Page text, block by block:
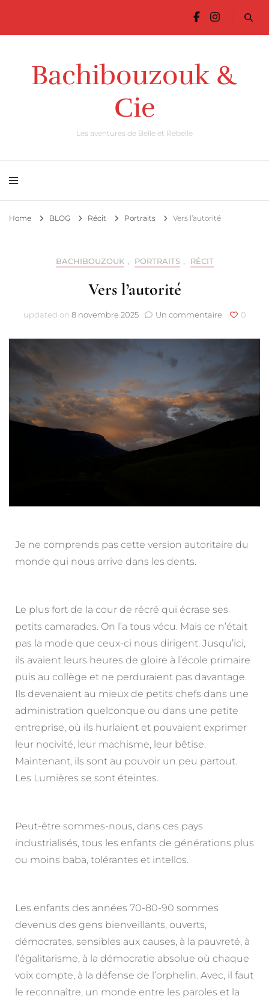
Bachibouzouk &
Cie
Les aventures de Belle et Rebelle
Home BLOG Récit Portraits Vers l’autorité
BACHIBOUZOUK , PORTRAITS , RÉCIT
Vers l’autorité
updated on 8 novembre 2025 Un commentaire
sur
l’autorité
0
Je ne comprends pas cette version autoritaire du
monde qui nous arrive dans les dents.
Le plus fort de la cour de récré qui écrase ses
petits camarades. On l’a tous vécu. Mais ce n’était
pas la mode que ceux-ci nous dirigent. Jusqu’ici,
ils avaient leurs heures de gloire à l’école primaire
puis au collège et ne perduraient pas davantage.
Ils devenaient au mieux de petits chefs dans une
administration quelconque ou dans une petite
entreprise, où ils hurlaient et pouvaient exprimer
leur nocivité, leur machisme, leur bêtise.
Maintenant, ils sont au pouvoir un peu partout.
Les Lumières se sont éteintes.
Peut-être sommes-nous, dans ces pays
industrialisés, tous les enfants de générations plus
ou moins baba, tolérantes et intellos.
Les enfants des années 70-80-90 sommes
devenus des gens bienveillants, ouverts,
démocrates, sensibles aux causes, à la pauvreté, à
l’égalitarisme, à la démocratie absolue où chaque
voix compte, à la défense de l’orphelin. Avec, il faut
le reconnaître, un monde entre les paroles et la